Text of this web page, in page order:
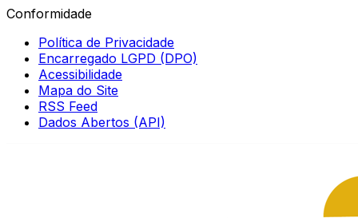
Conformidade
Política de Privacidade
Encarregado LGPD (DPO)
Acessibilidade
Mapa do Site
RSS Feed
Dados Abertos (API)